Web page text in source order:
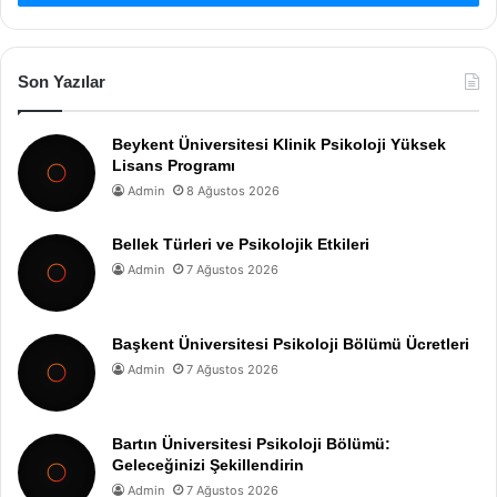
Son Yazılar
Beykent Üniversitesi Klinik Psikoloji Yüksek
Lisans Programı
Admin 8 Ağustos 2026
Bellek Türleri ve Psikolojik Etkileri
Admin 7 Ağustos 2026
Başkent Üniversitesi Psikoloji Bölümü Ücretleri
Admin 7 Ağustos 2026
Bartın Üniversitesi Psikoloji Bölümü:
Geleceğinizi Şekillendirin
Admin 7 Ağustos 2026